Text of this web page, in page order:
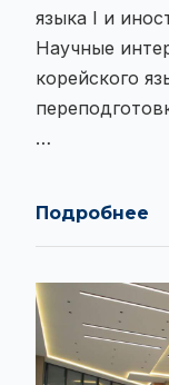
языка I и
Научные
корейского
…
Подробнее
языков.
языка I и